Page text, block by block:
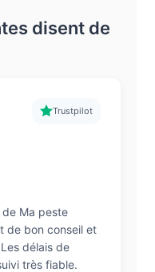
disent de
Trustpilot
de Ma peste
de bon conseil et
délais de
très fiable.